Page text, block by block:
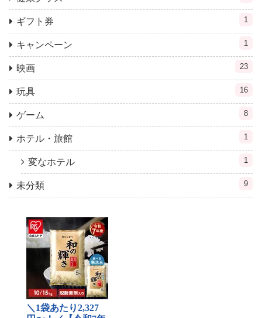
ギフト券 1
キャンペーン 1
映画 23
玩具 16
ゲーム 8
ホテル・旅館 1
変なホテル 1
未分類 9